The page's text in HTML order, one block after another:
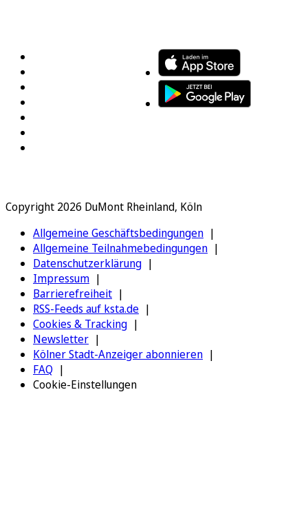
Copyright 2026 DuMont Rheinland, Köln
Allgemeine Geschäftsbedingungen
Allgemeine Teilnahmebedingungen
Datenschutzerklärung
Impressum
Barrierefreiheit
RSS-Feeds auf ksta.de
Cookies & Tracking
Newsletter
Kölner Stadt-Anzeiger abonnieren
FAQ
Cookie-Einstellungen